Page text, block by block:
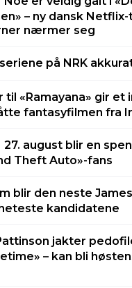
– ny dansk
nærmer seg
på NRK
til «Ramayana» gir et
fantasyfilmen fra
27. august blir en
Theft Auto»-fans
blir den neste
kandidatene
jakter
– kan bli